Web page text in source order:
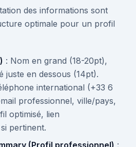
des informations sont
optimale pour un profil
: Nom en grand (18-20pt),
juste en dessous (14pt).
international (+33 6
professionnel, ville/pays,
optimisé, lien
pertinent.
(Profil professionnel) :